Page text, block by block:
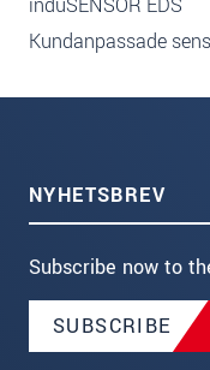
induSENSOR EDS
Kundanpassade
NYHETSBREV
Subscribe now to
SUBSCRIBE